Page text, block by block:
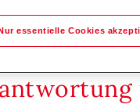
Nur essentielle Cookies